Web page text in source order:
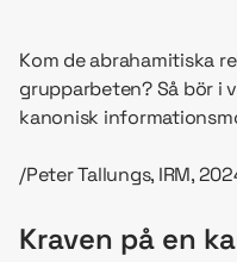
Kom de abrahamitiska
grupparbeten? Så bör i
kanonisk
/Peter Tallungs, IRM,
Kraven på en